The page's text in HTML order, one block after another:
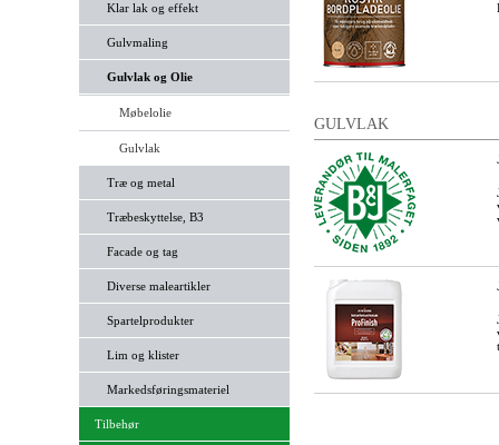
Klar lak og effekt
Gulvmaling
Gulvlak og Olie
Møbelolie
Gulvlak
Træ og metal
Træbeskyttelse, B3
Facade og tag
Diverse maleartikler
Spartelprodukter
Lim og klister
Markedsføringsmateriel
Tilbehør
GULVLAK